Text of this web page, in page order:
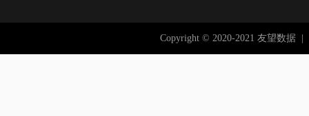
Copyright © 2020-2021 友望数据